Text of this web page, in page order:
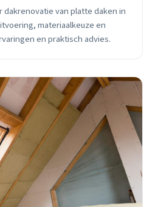
dakrenovatie van platte daken in
materiaalkeuze en
en praktisch advies.